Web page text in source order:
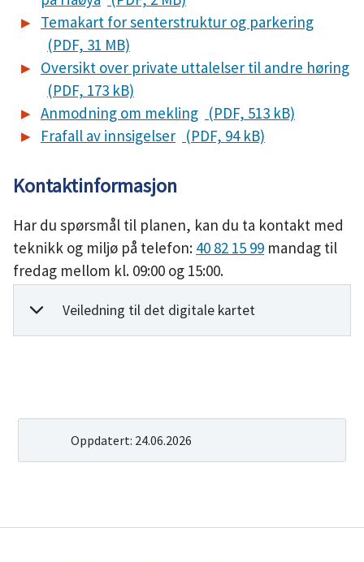
Temakart for senterstruktur og parkering
(PDF, 31 MB)
Oversikt over private uttalelser til andre høring
(PDF, 173 kB)
Anmodning om mekling (PDF, 513 kB)
Frafall av innsigelser (PDF, 94 kB)
Kontaktinformasjon
Har du spørsmål til planen, kan du ta kontakt med
teknikk og miljø på telefon: 40 82 15 99 mandag til
fredag mellom kl. 09:00 og 15:00.
Veiledning til det digitale kartet
Oppdatert: 24.06.2026